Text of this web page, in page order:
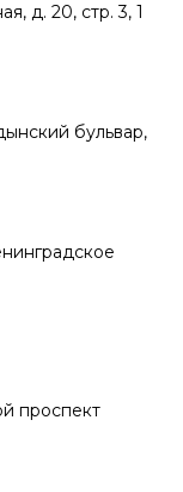
д. 20, стр. 3, 1
бульвар,